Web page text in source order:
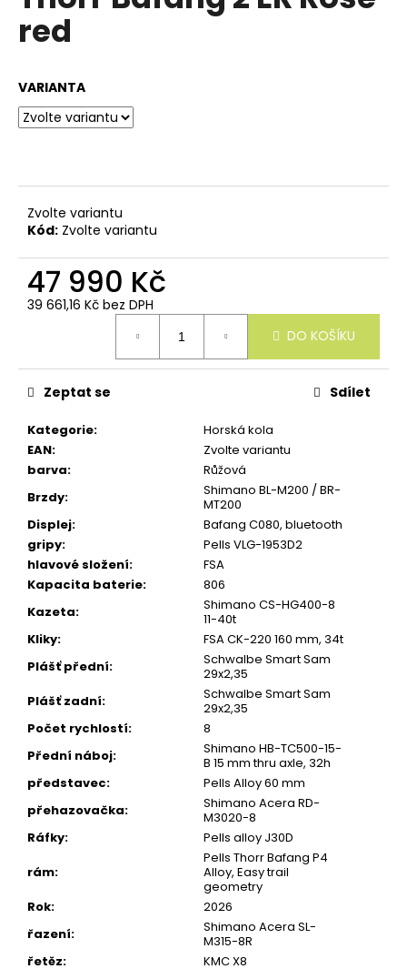
red
VARIANTA
Zvolte variantu
Kód: Zvolte variantu
47 990 Kč
39 661,16 Kč bez DPH
DO KOŠÍKU
Kategorie:
Horská kola
EAN:
Zvolte variantu
barva:
Růžová
Brzdy:
Shimano BL-M200 / BR-
MT200
Displej:
Bafang C080, bluetooth
gripy:
Pells VLG-1953D2
hlavové složení:
FSA
Kapacita baterie:
806
Kazeta:
Shimano CS-HG400-8
11-40t
Kliky:
FSA CK-220 160 mm, 34t
Plášť přední:
Schwalbe Smart Sam
29x2,35
Plášť zadní:
Schwalbe Smart Sam
29x2,35
Počet rychlostí:
8
Přední náboj:
Shimano HB-TC500-15-
B 15 mm thru axle, 32h
představec:
Pells Alloy 60 mm
přehazovačka:
Shimano Acera RD-
M3020-8
Ráfky:
Pells alloy J30D
rám:
Pells Thorr Bafang P4
Alloy, Easy trail
geometry
Rok:
2026
řazení:
Shimano Acera SL-
M315-8R
řetěz: KMC X8
Zeptat se Sdílet
n
a
j
í
t
o
u
m